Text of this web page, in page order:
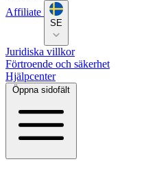
Affiliate
SE
Juridiska villkor
Förtroende och säkerhet
Hjälpcenter
Öppna sidofält